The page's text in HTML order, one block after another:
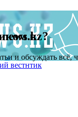
и обсуждать
в